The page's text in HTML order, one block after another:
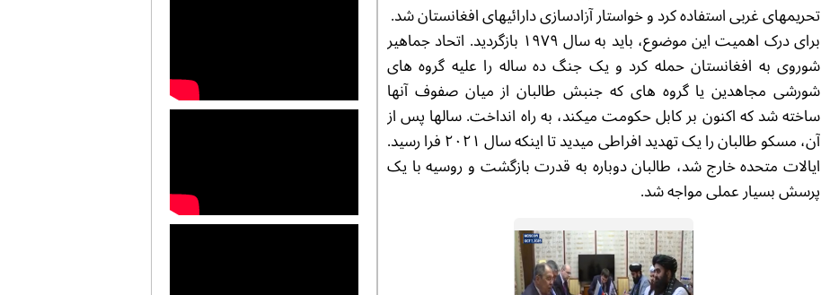
تحریمهای غربی استفاده کرد و خواستار آزادسازی دارائیهای افغانستان شد.
برای درک اهمیت این موضوع، باید به سال ۱۹۷۹ بازگردید. اتحاد جماهیر
شوروی به افغانستان حمله کرد و یک جنگ ده ساله را علیه گروه های
شورشی مجاهدین یا گروه های که جنبش طالبان از میان صفوف آنها
ساخته شد که اکنون بر کابل حکومت میکند، به راه انداخت. سالها پس از
آن، مسکو طالبان را یک تهدید افراطی میدید تا اینکه سال ۲۰۲۱ فرا رسید.
ایالات متحده خارج شد، طالبان دوباره به قدرت بازگشت و روسیه با یک
پرسش بسیار عملی مواجه شد.